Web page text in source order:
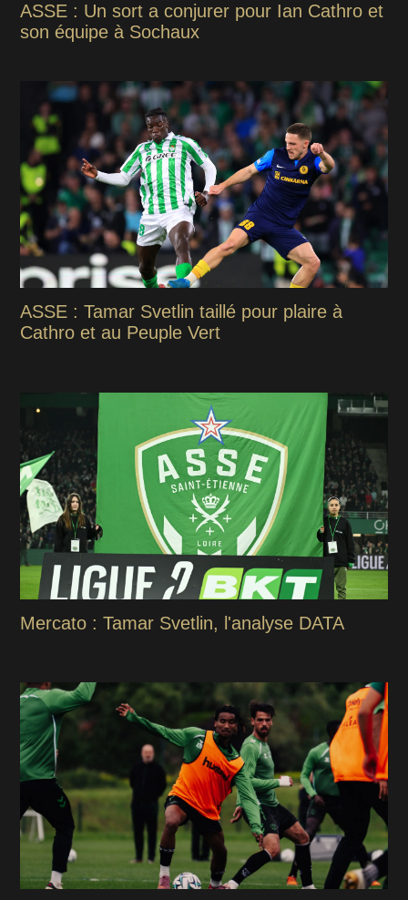
ASSE : Un sort a conjurer pour Ian Cathro et
son équipe à Sochaux
ASSE : Tamar Svetlin taillé pour plaire à
Cathro et au Peuple Vert
Mercato : Tamar Svetlin, l'analyse DATA